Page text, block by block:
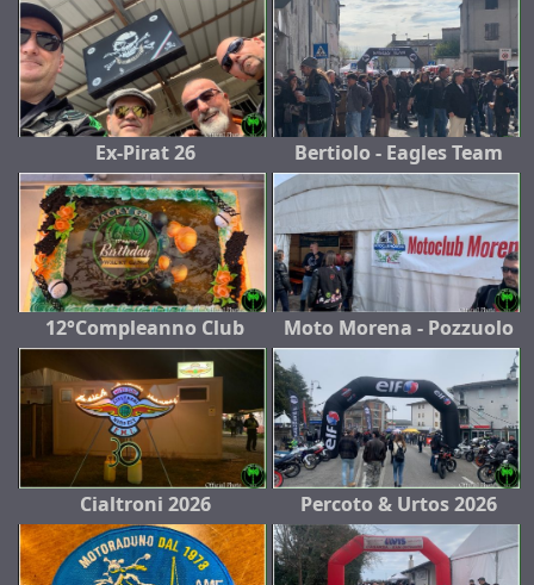
Ex-Pirat 26 Bertiolo - Eagles Team
12°Compleanno Club Moto Morena - Pozzuolo
Cialtroni 2026 Percoto & Urtos 2026